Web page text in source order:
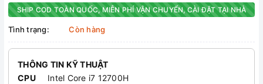
SHIP COD TOÀN QUỐC, MIỄN PHÍ VẬN CHUYỂN, CÀI ĐẶT TẠI NHÀ
Tình trạng: Còn hàng
THÔNG TIN KỸ THUẬT
CPU
Intel Core i7 12700H